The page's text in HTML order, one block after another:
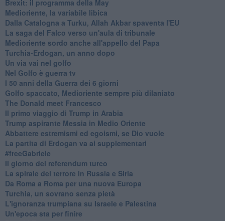
Brexit: il programma della May
Medioriente, la variabile libica
Dalla Catalogna a Turku, Allah Akbar spaventa l'EU
La saga del Falco verso un'aula di tribunale
Medioriente sordo anche all'appello del Papa
Turchia-Erdogan, un anno dopo
Un via vai nel golfo
Nel Golfo è guerra tv
I 50 anni della Guerra dei 6 giorni
Golfo spaccato, Medioriente sempre più dilaniato
The Donald meet Francesco
Il primo viaggio di Trump in Arabia
Trump aspirante Messia in Medio Oriente
Abbattere estremismi ed egoismi, se Dio vuole
La partita di Erdogan va ai supplementari
#freeGabriele
Il giorno del referendum turco
La spirale del terrore in Russia e Siria
Da Roma a Roma per una nuova Europa
Turchia, un sovrano senza pietà
L'ignoranza trumpiana su Israele e Palestina
Un'epoca sta per finire